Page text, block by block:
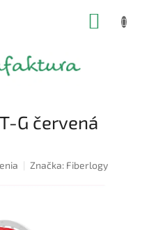
G červená
Značka: Fiberlogy